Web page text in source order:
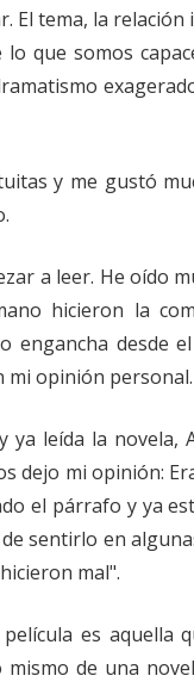
El tema, la
que somos
y me gustó
a leer. He oído
hicieron la
engancha desde
mi opinión
ya leída la
dejo mi opinión:
el párrafo y ya
sentirlo en
mal".
es aquella
mismo de una